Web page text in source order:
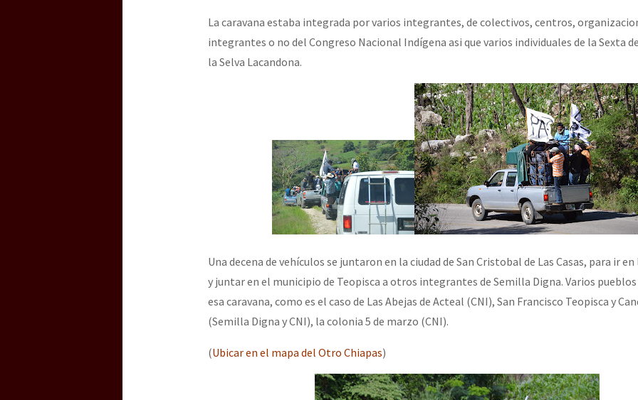
[25 abr – CDMX] Tokín por el CNI: 30 años de Resistencia y Rebeldía
La caravana estaba integrada por varios integrantes, de colectivos, centros,
integrantes o no del Congreso Nacional Indígena asi que varios individuales de la Sexta
la Selva Lacandona.
Una decena de vehículos se juntaron en la ciudad de San Cristobal de Las Casas, para ir
y juntar en el municipio de Teopisca a otros integrantes de Semilla Digna. Varios
esa caravana, como es el caso de Las Abejas de Acteal (CNI), San Francisco Teopisca y
(Semilla Digna y CNI), la colonia 5 de marzo (CNI).
(Ubicar en el mapa del Otro Chiapas)